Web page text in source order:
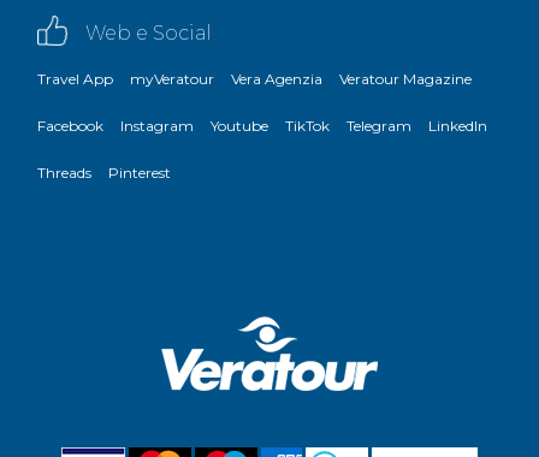
Web e Social
Travel App myVeratour Vera Agenzia Veratour Magazine
Facebook Instagram Youtube TikTok Telegram LinkedIn
Threads Pinterest